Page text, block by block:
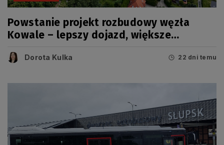
Powstanie projekt rozbudowy węzła
Kowale – lepszy dojazd, większe
Dorota Kulka 22 dni temu